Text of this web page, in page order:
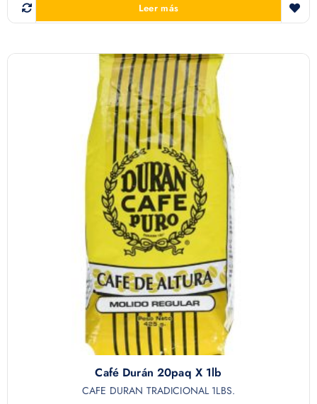
Leer más
Café Durán 20paq X 1lb
CAFE DURAN TRADICIONAL 1LBS.